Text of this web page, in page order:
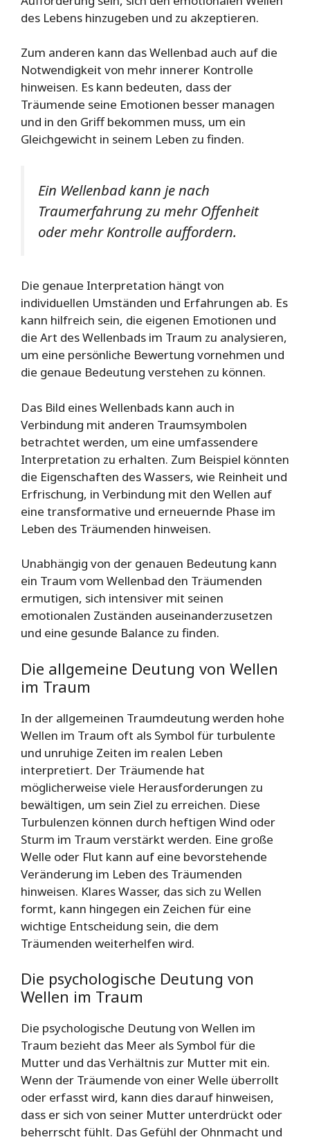
des Lebens hinzugeben und zu akzeptieren.
Zum anderen kann das Wellenbad auch auf die
Notwendigkeit von mehr innerer Kontrolle
hinweisen. Es kann bedeuten, dass der
Träumende seine Emotionen besser managen
und in den Griff bekommen muss, um ein
Gleichgewicht in seinem Leben zu finden.
Ein Wellenbad kann je nach
Traumerfahrung zu mehr Offenheit
oder mehr Kontrolle auffordern.
Die genaue Interpretation hängt von
individuellen Umständen und Erfahrungen ab. Es
kann hilfreich sein, die eigenen Emotionen und
die Art des Wellenbads im Traum zu analysieren,
um eine persönliche Bewertung vornehmen und
die genaue Bedeutung verstehen zu können.
Das Bild eines Wellenbads kann auch in
Verbindung mit anderen Traumsymbolen
betrachtet werden, um eine umfassendere
Interpretation zu erhalten. Zum Beispiel könnten
die Eigenschaften des Wassers, wie Reinheit und
Erfrischung, in Verbindung mit den Wellen auf
eine transformative und erneuernde Phase im
Leben des Träumenden hinweisen.
Unabhängig von der genauen Bedeutung kann
ein Traum vom Wellenbad den Träumenden
ermutigen, sich intensiver mit seinen
emotionalen Zuständen auseinanderzusetzen
und eine gesunde Balance zu finden.
Die allgemeine Deutung von Wellen
im Traum
In der allgemeinen Traumdeutung werden hohe
Wellen im Traum oft als Symbol für turbulente
und unruhige Zeiten im realen Leben
interpretiert. Der Träumende hat
möglicherweise viele Herausforderungen zu
bewältigen, um sein Ziel zu erreichen. Diese
Turbulenzen können durch heftigen Wind oder
Sturm im Traum verstärkt werden. Eine große
Welle oder Flut kann auf eine bevorstehende
Veränderung im Leben des Träumenden
hinweisen. Klares Wasser, das sich zu Wellen
formt, kann hingegen ein Zeichen für eine
wichtige Entscheidung sein, die dem
Träumenden weiterhelfen wird.
Die psychologische Deutung von
Wellen im Traum
Die psychologische Deutung von Wellen im
Traum bezieht das Meer als Symbol für die
Mutter und das Verhältnis zur Mutter mit ein.
Wenn der Träumende von einer Welle überrollt
oder erfasst wird, kann dies darauf hinweisen,
dass er sich von seiner Mutter unterdrückt oder
beherrscht fühlt. Das Gefühl der Ohnmacht und